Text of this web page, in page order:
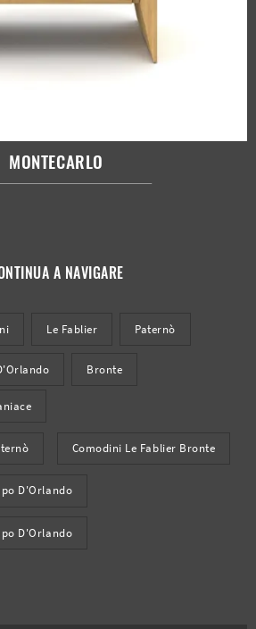
MONTECARLO
A NAVIGARE
Le Fablier Paternò
Bronte
Comodini Le Fablier Bronte
D'Orlando
D'Orlando